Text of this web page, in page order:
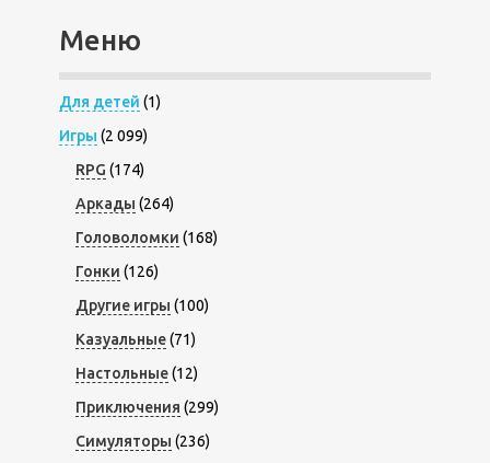
Меню
Для детей (1)
Игры (2 099)
RPG (174)
Аркады (264)
Головоломки (168)
Гонки (126)
Другие игры (100)
Казуальные(71)
Настольные(12)
Приключения (299)
Симуляторы (236)